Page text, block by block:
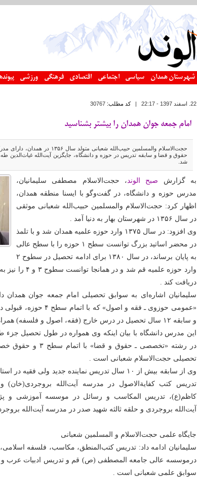
شهرستان همدان سیاسی اجتماعی اقتصادی فرهنگی ورزشی
22. اسفند 1397 - 22:17 |کد مطلب:30767
امام جمعه جوان همدان را بیشتر بشناسید
حجت‌الاسلام والمسلمین حبیب‌الله
حقوق و قضا و سابقه تدریس در حوزه و دانشگاه، جایگزین آیت‌الله غیاث‌الدین
شد.
به گزارش صبح الوند ، حجت‌الاسلام مصطفی سلیمانیان،
مدرس حوزه و دانشگاه، در گفت‌وگو با ایسنا منطقه همدان،
اظهار کرد: حجت‌الاسلام والمسلمین حبیب‌الله شعبانی موثقی
در سال ۱۳۵۶ در شهرستان بهار به دنیا آمد .
وی افزود: در سال ۱۳۷۵ وارد حوزه علمیه همدان شد و با تلمذ
در محضر اساتید بزرگ توانست سطح ۱ حوزه را با سطح عالی
به پایان برساند، در سال ۱۳۸۰ برای ادامه تحصیل در سطوح ۲
وارد حوزه علمیه
دریافت کند .
سلیمانیان اشاره‌ای به سوابق تحصیلی امام جمعه جوان همدان
«عمومی حوزوی ـ فقه و
و سابقه ۱۲ سال تحصیل در درس خارج (فقه، اصول و فلسفه) همراه بود .
این مدرس دانشگاه با بیان اینکه وی همواره در طول تحصیل جزء
در رشته «تخصصی ـ
تحصیلی حجت‌الاسلام شعبانی است .
وی از سابقه بیش از ۱۰ سال تدریس نماینده جدید ولی
تدریس کتب کفایةالاصول در مدرسه آیت‌الله
کاظم(ع)، تدریس المکاسب و رسائل در موسسه آموزشی و
آیت‌الله بروجردی و حلقه ثالثه شهید صدر در مدرسه آیت‌الله
جایگاه علمی حجت‌الاسلام و المسلمین شعبانی‌
سلیمانیان ادامه داد: تدریس کتب‌المنطق، مکاسب، فلسفه
درموسسه عالی جامعه المصطفی (ص) قم و تدریس ادبیات عرب و
سوابق علمی شعبانی است .